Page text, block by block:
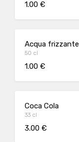
1.00 €
Acqua frizzante
50 cl
1.00 €
Coca Cola
33 cl
3.00 €